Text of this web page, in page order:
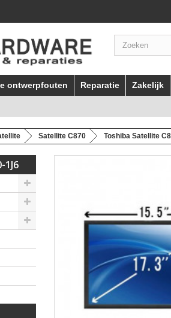
ontwerpfouten Reparatie Zakelijk
Satellite C870 Toshiba Satellite
1J6